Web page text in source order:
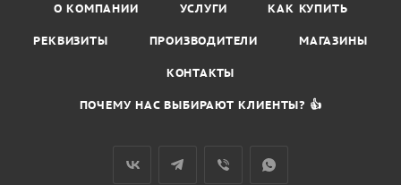
О КОМПАНИИ УСЛУГИ КАК КУПИТЬ
РЕКВИЗИТЫ ПРОИЗВОДИТЕЛИ МАГАЗИНЫ
КОНТАКТЫ
ПОЧЕМУ НАС ВЫБИРАЮТ КЛИЕНТЫ? 👍